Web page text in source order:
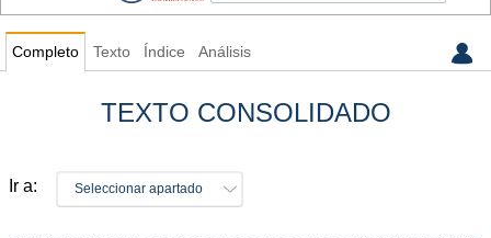
Completo Texto Índice Análisis
TEXTO CONSOLIDADO
Ir a: Seleccionar apartado